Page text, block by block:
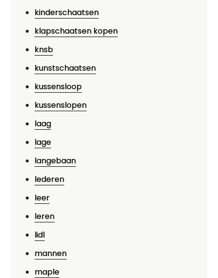
kinderschaatsen
klapschaatsen kopen
knsb
kunstschaatsen
kussensloop
kussenslopen
laag
lage
langebaan
lederen
leer
leren
lidl
mannen
maple